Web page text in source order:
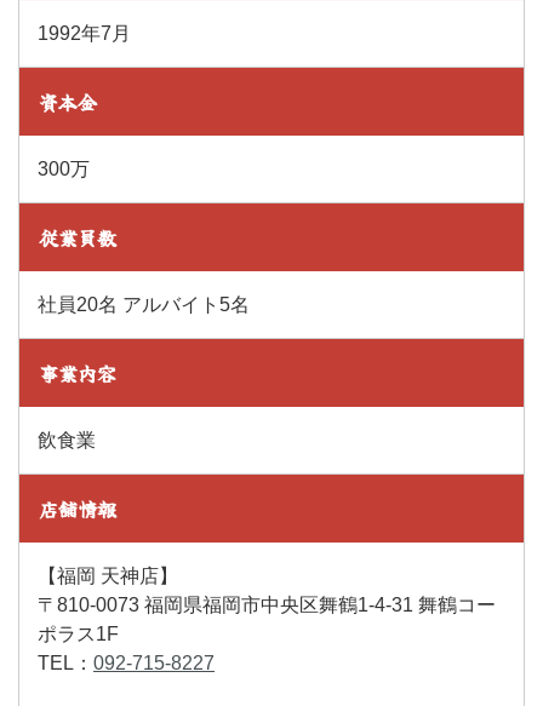
1992年7月
資本金
300万
従業員数
社員20名 アルバイト5名
事業内容
飲食業
店舗情報
【福岡 天神店】
〒810-0073 福岡県福岡市中央区舞鶴1-4-31 舞鶴コー
ポラス1F
TEL：092-715-8227